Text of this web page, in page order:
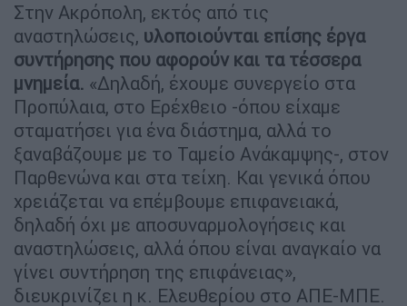
Στην Ακρόπολη, εκτός από τις
αναστηλώσεις, υλοποιούνται επίσης έργα
συντήρησης που αφορούν και τα τέσσερα
μνημεία. «Δηλαδή, έχουμε συνεργείο στα
Προπύλαια, στο Ερέχθειο -όπου είχαμε
σταματήσει για ένα διάστημα, αλλά το
ξαναβάζουμε με το Ταμείο Ανάκαμψης-, στον
Παρθενώνα και στα τείχη. Και γενικά όπου
χρειάζεται να επέμβουμε επιφανειακά,
δηλαδή όχι με αποσυναρμολογήσεις και
αναστηλώσεις, αλλά όπου είναι αναγκαίο να
γίνει συντήρηση της επιφάνειας»,
διευκρινίζει η κ. Ελευθερίου στο ΑΠΕ-ΜΠΕ.